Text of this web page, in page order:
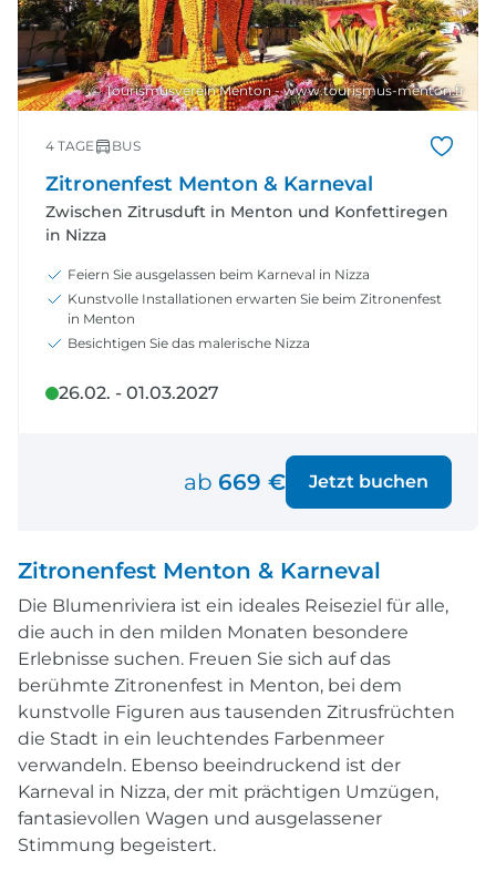
© Tourismusverein Menton - www.tourismus-menton.fr
4 TAGE BUS
Zitronenfest Menton & Karneval
Zwischen Zitrusduft in Menton und Konfettiregen
in Nizza
Feiern Sie ausgelassen beim Karneval in Nizza
Kunstvolle Installationen erwarten Sie beim Zitronenfest
in Menton
Besichtigen Sie das malerische Nizza
26.02. - 01.03.2027
ab 669 € Jetzt buchen
Zitronenfest Menton & Karneval
Die Blumenriviera ist ein ideales Reiseziel für alle,
die auch in den milden Monaten besondere
Erlebnisse suchen. Freuen Sie sich auf das
berühmte Zitronenfest in Menton, bei dem
kunstvolle Figuren aus tausenden Zitrusfrüchten
die Stadt in ein leuchtendes Farbenmeer
verwandeln. Ebenso beeindruckend ist der
Karneval in Nizza, der mit prächtigen Umzügen,
fantasievollen Wagen und ausgelassener
Stimmung begeistert.